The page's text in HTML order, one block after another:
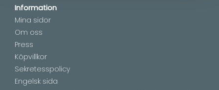
Information
Mina sidor
Om oss
Press
Köpvillkor
Sekretesspolicy
Engelsk sida